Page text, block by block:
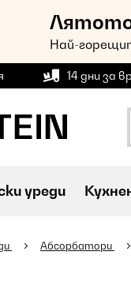
Лятото
Най-
14 дни за
уреди
Абсорбатори